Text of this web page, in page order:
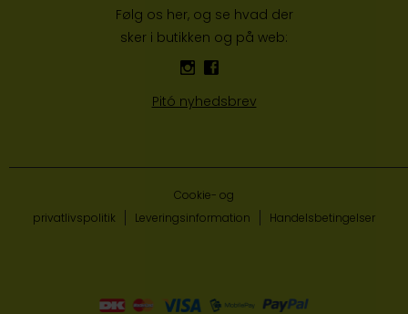
Følg os her, og se hvad der
sker i butikken og på web:
Pitó nyhedsbrev
Cookie- og
privatlivspolitik
Leveringsinformation Handelsbetingelser